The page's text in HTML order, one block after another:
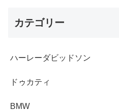
カテゴリー
ハーレーダビッドソン
ドゥカティ
BMW